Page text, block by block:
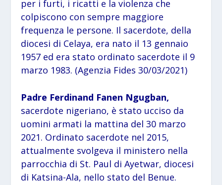
per i furti, i ricatti e la violenza che
colpiscono con sempre maggiore
frequenza le persone. Il sacerdote, della
diocesi di Celaya, era nato il 13 gennaio
1957 ed era stato ordinato sacerdote il 9
marzo 1983. (Agenzia Fides 30/03/2021)
Padre Ferdinand Fanen Ngugban,
sacerdote nigeriano, è stato ucciso da
uomini armati la mattina del 30 marzo
2021. Ordinato sacerdote nel 2015,
attualmente svolgeva il ministero nella
parrocchia di St. Paul di Ayetwar, diocesi
di Katsina-Ala, nello stato del Benue.